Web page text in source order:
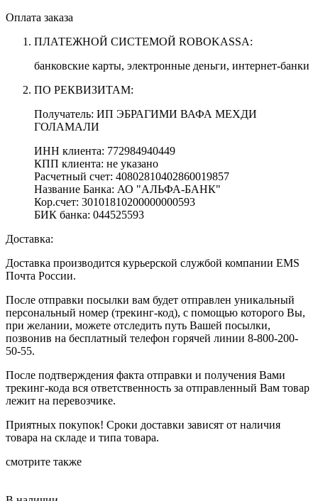
Оплата заказа
ПЛАТЕЖНОЙ СИСТЕМОЙ ROBOKASSA:
банковские карты, электронные деньги, интернет-банки
ПО РЕКВИЗИТАМ:
Получатель: ИП ЭБРАГИМИ ВАФА МЕХДИ
ГОЛАМАЛИ
ИНН клиента: 772984940449
КПП клиента: не указано
Расчетный счет: 40802810402860019857
Название Банка: АО "АЛЬФА-БАНК"
Кор.счет: 30101810200000000593
БИК банка: 044525593
Доставка:
Доставка производится курьерской службой компании EMS
Почта России.
После отправки посылки вам будет отправлен уникальный
персональный номер (трекинг-код), с помощью которого Вы,
при желании, можете отследить путь Вашей посылки,
позвонив на бесплатный телефон горячей линии 8-800-200-
50-55.
После подтверждения факта отправки и получения Вами
трекинг-кода вся ответственность за отправленный Вам товар
лежит на перевозчике.
Приятных покупок! Сроки доставки зависят от наличия
товара на складе и типа товара.
смотрите также